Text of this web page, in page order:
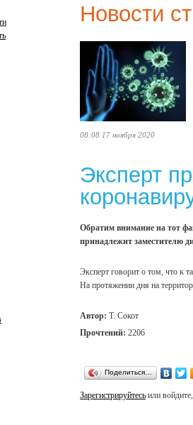
Новости
08:08 17 ноября 2020
Эксперт
Обратим внимание на тот
принадлежит заместителю
Эксперт говорит о том, что к
На протяжении дня на
Автор: Т. Сокот
Прочтений: 2206
Поделиться…
Зарегистрируйтесь или